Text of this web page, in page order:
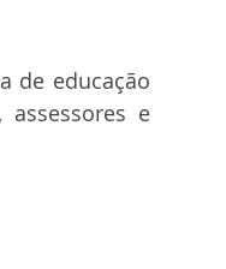
de educação
assessores e